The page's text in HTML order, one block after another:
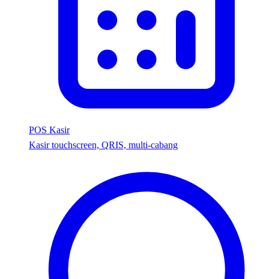
POS Kasir
Kasir touchscreen, QRIS, multi-cabang